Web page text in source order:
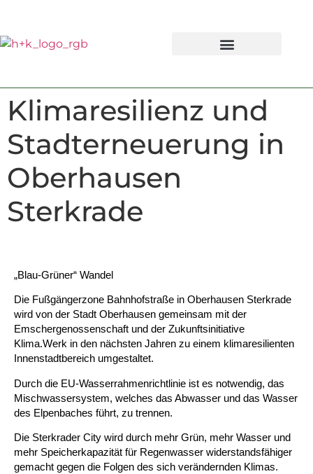
Klimaresilienz und
Stadterneuerung in
Oberhausen
Sterkrade
„Blau-Grüner“ Wandel
Die Fußgängerzone Bahnhofstraße in Oberhausen Sterkrade
wird von der Stadt Oberhausen gemeinsam mit der
Emschergenossenschaft und der Zukunftsinitiative
Klima.Werk in den nächsten Jahren zu einem klimaresilienten
Innenstadtbereich umgestaltet.
Durch die EU-Wasserrahmenrichtlinie ist es notwendig, das
Mischwassersystem, welches das Abwasser und das Wasser
des Elpenbaches führt, zu trennen.
Die Sterkrader City wird durch mehr Grün, mehr Wasser und
mehr Speicherkapazität für Regenwasser widerstandsfähiger
gemacht gegen die Folgen des sich verändernden Klimas.